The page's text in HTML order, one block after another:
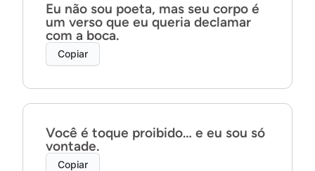
Eu não sou poeta, mas seu corpo é
um verso que eu queria declamar
com a boca.
Copiar
Você é toque proibido… e eu sou só
vontade.
Copiar